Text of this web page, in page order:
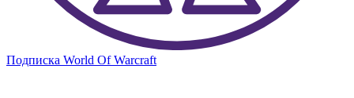
Подписка World Of Warcraft